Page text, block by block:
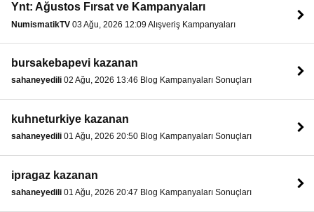
Ynt: Ağustos Fırsat ve Kampanyaları
NumismatikTV 03 Ağu, 2026 12:09 Alışveriş Kampanyaları
bursakebapevi kazanan
sahaneyedili 02 Ağu, 2026 13:46 Blog Kampanyaları Sonuçları
kuhneturkiye kazanan
sahaneyedili 01 Ağu, 2026 20:50 Blog Kampanyaları Sonuçları
ipragaz kazanan
sahaneyedili 01 Ağu, 2026 20:47 Blog Kampanyaları Sonuçları